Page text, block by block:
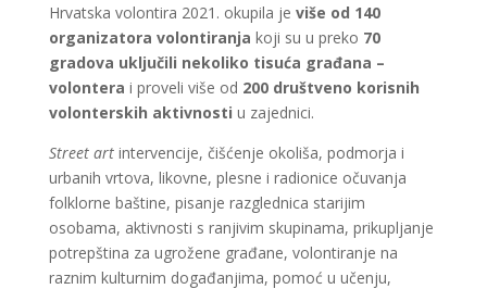
Hrvatska volontira 2021. okupila je više od 140
organizatora volontiranja koji su u preko 70
gradova uključili nekoliko tisuća građana –
volontera i proveli više od 200 društveno korisnih
volonterskih aktivnosti u zajednici.
Street artintervencije, čišćenje okoliša, podmorja i
urbanih vrtova, likovne, plesne i radionice očuvanja
folklorne baštine, pisanje razglednica starijim
osobama, aktivnosti s ranjivim skupinama, prikupljanje
potrepština za ugrožene građane, volontiranje na
raznim kulturnim događanjima, pomoć u učenju,